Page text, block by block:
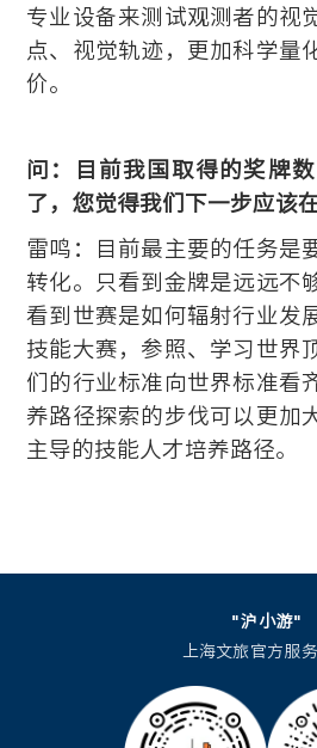
专业设备来测试观测者的视
点、视觉轨迹，更加科学量
价。
问：目前我国取得的奖牌
了，您觉得我们下一步应该
雷鸣：目前最主要的任务是
转化。只看到金牌是远远不
看到世赛是如何辐射行业发
技能大赛，参照、学习世界
们的行业标准向世界标准看
养路径探索的步伐可以更加
主导的技能人才培养路径。
"沪小游"
上海文旅官方服